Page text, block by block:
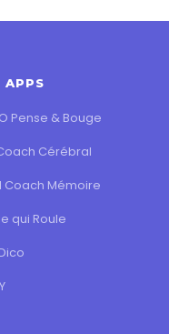
APPS
Pense & Bouge
Cérébral
Coach Mémoire
qui Roule